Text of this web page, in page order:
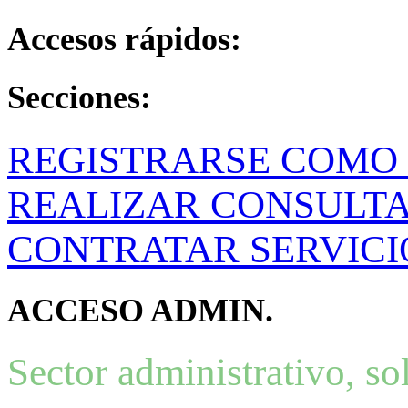
Accesos rápidos:
Secciones:
REGISTRARSE
REALIZAR
CONTRATAR
ACCESO ADMIN.
Sector administrativo,